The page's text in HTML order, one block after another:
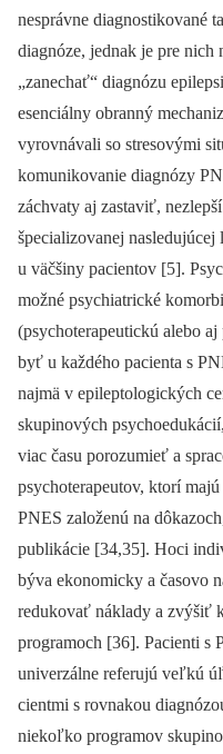
nesprávne dia­gnostikované
dia­gnóze, jednak je pre nich
„zanechať“ dia­gnózu
esenciálny obran­ný
vyrovnávali so stresovými
komunikovanie dia­gnózy
záchvaty aj zastaviť,
špecializovanej
u väčšiny pa­cientov [5].
možné psychiatrické
(psychoterapeutickú alebo
byť u každého pa­cienta s
najmä v epileptologických
skupinových
viac času porozumieť a
psychoterapeutov, ktorí
PNES založenú na
publikácie [34,35]. Hoci
býva ekonomicky a časovo
redukovať náklady a zvýšiť
programoch [36]. Pa­cienti s
univerzálne referujú veľkú
cientmi s rovnakou
niekoľko programov